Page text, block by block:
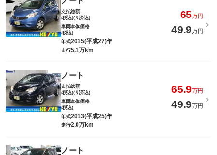
支払総額
(税込)(リ済込)
65万円
車両本体価格
(税込)
49.9万円
年式2015(平成27)年
走行5.1万km
ノート
支払総額
(税込)(リ済込)
65.9万円
車両本体価格
(税込)
49.9万円
年式2013(平成25)年
走行2.0万km
ノート